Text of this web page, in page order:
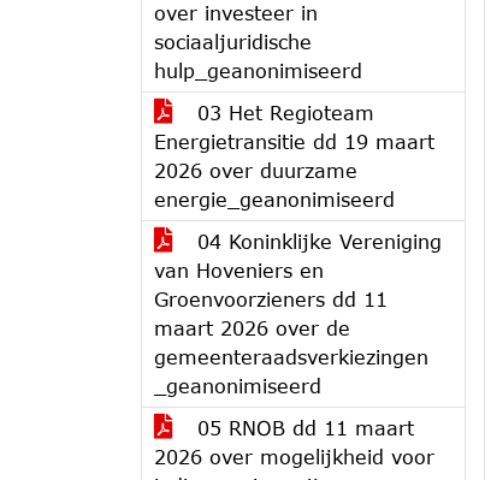
over investeer in
sociaaljuridische
hulp_geanonimiseerd
03 Het Regioteam
Energietransitie dd 19 maart
2026 over duurzame
energie_geanonimiseerd
04 Koninklijke Vereniging
van Hoveniers en
Groenvoorzieners dd 11
maart 2026 over de
gemeenteraadsverkiezingen
_geanonimiseerd
05 RNOB dd 11 maart
2026 over mogelijkheid voor